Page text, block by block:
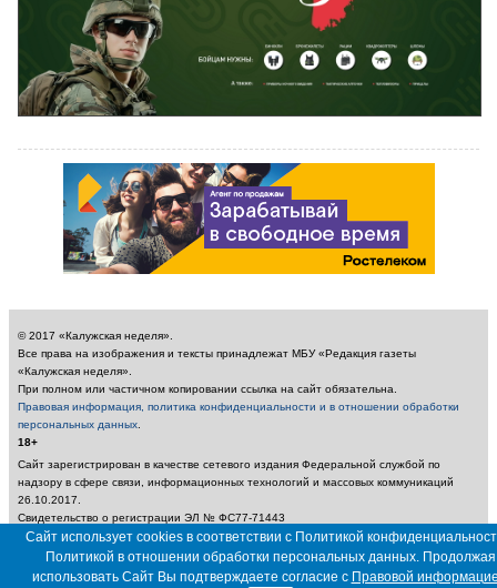
© 2017 «Калужская неделя».
Все права на изображения и тексты принадлежат МБУ «Редакция газеты
«Калужская неделя».
При полном или частичном копировании ссылка на сайт обязательна.
Правовая информация, политика конфиденциальности и в отношении обработки
персональных данных
18+
Сайт зарегистрирован в качестве сетевого издания Федеральной службой по
надзору в сфере связи, информационных технологий и массовых коммуникаций
26.10.2017.
Свидетельство о регистрации ЭЛ № ФС77-71443
Учредитель: Муниципальное бюджетное учреждение «Редакция газеты «Калужская
неделя»
Главный редактор: Амбарцумян А. Ю. / Электронный адрес редакции:
Сайт использует cookies в соответствии с Политикой
Политикой в отношении обработки персональных данных. Продолжая
использовать Сайт Вы подтверждаете согласие с Правовой